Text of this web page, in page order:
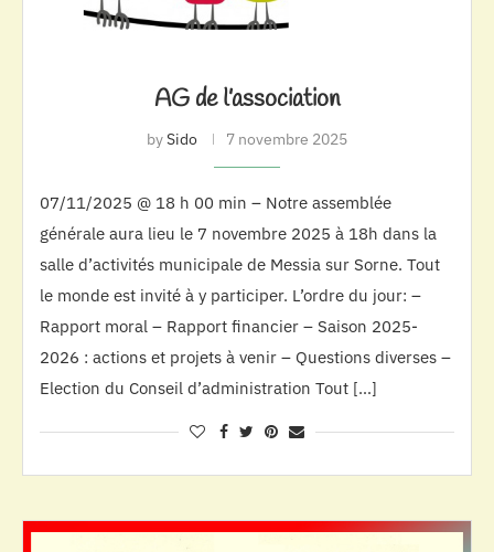
AG de l’association
bySido 7 novembre 2025
07/11/2025 @ 18 h 00 min – Notre assemblée
générale aura lieu le 7 novembre 2025 à 18h dans la
salle d’activités municipale de Messia sur Sorne. Tout
le monde est invité à y participer. L’ordre du jour: –
Rapport moral – Rapport financier – Saison 2025-
2026 : actions et projets à venir – Questions diverses –
Election du Conseil d’administration Tout […]